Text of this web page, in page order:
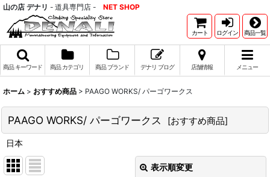
山の店 デナリ - 道具専門店 - NET SHOP
カート ログイン 商品一覧
商品 キーワード 商品 カテゴリ 商品 ブランド デナリ ブログ 店舗情報 メニュー
ホーム > おすすめ商品 > PAAGO WORKS/ パーゴワークス
PAAGO WORKS/ パーゴワークス [おすすめ商品]
日本
表示順変更